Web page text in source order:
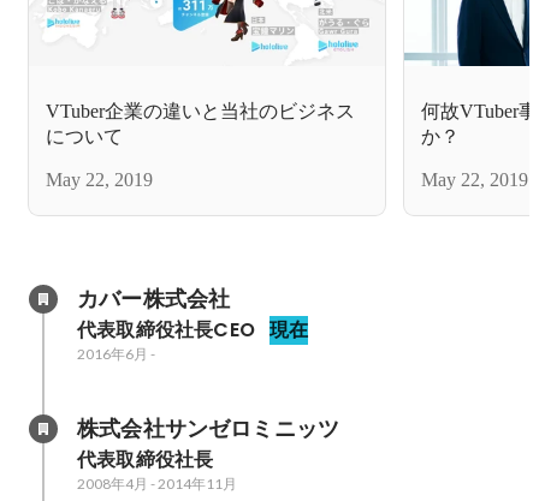
VTuber企業の違いと当社のビジネス
について
May 22, 2019
何故VTuber
か？
May 22, 2019
カバー株式会社
代表取締役社長CEO 現在
2016年6月 -
株式会社サンゼロミニッツ
代表取締役社長
2008年4月 - 2014年11月